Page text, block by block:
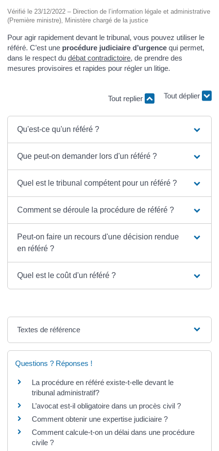
Vérifié le 23/12/2022 – Direction de l’information légale et administrative
(Première ministre), Ministère chargé de la justice
Pour agir rapidement devant le tribunal, vous pouvez utiliser le
référé. C’est une procédure judiciaire d’urgence qui permet,
dans le respect du débat contradictoire, de prendre des
mesures provisoires et rapides pour régler un litige.
Tout replier Tout déplier
Qu'est-ce qu'un référé ?
Que peut-on demander lors d'un référé ?
Quel est le tribunal compétent pour un référé ?
Comment se déroule la procédure de référé ?
Peut-on faire un recours d'une décision rendue
en référé ?
Quel est le coût d'un référé ?
Textes de référence
Questions ? Réponses !
La procédure en référé existe-t-elle devant le
tribunal administratif?
L’avocat est-il obligatoire dans un procès civil ?
Comment obtenir une expertise judiciaire ?
Comment calcule-t-on un délai dans une procédure
civile ?